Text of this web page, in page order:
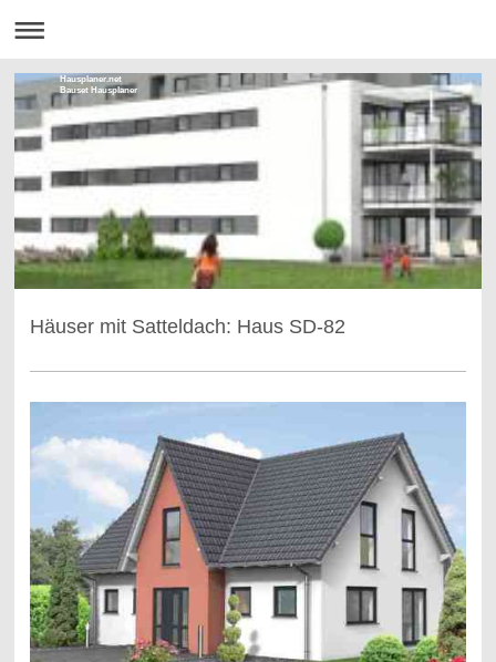
Hausplaner.net
Bauset Hausplaner
Häuser mit Satteldach: Haus SD-82